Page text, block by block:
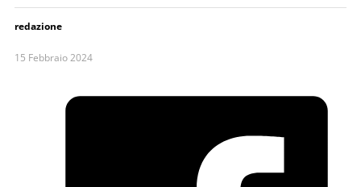
redazione
15 Febbraio 2024